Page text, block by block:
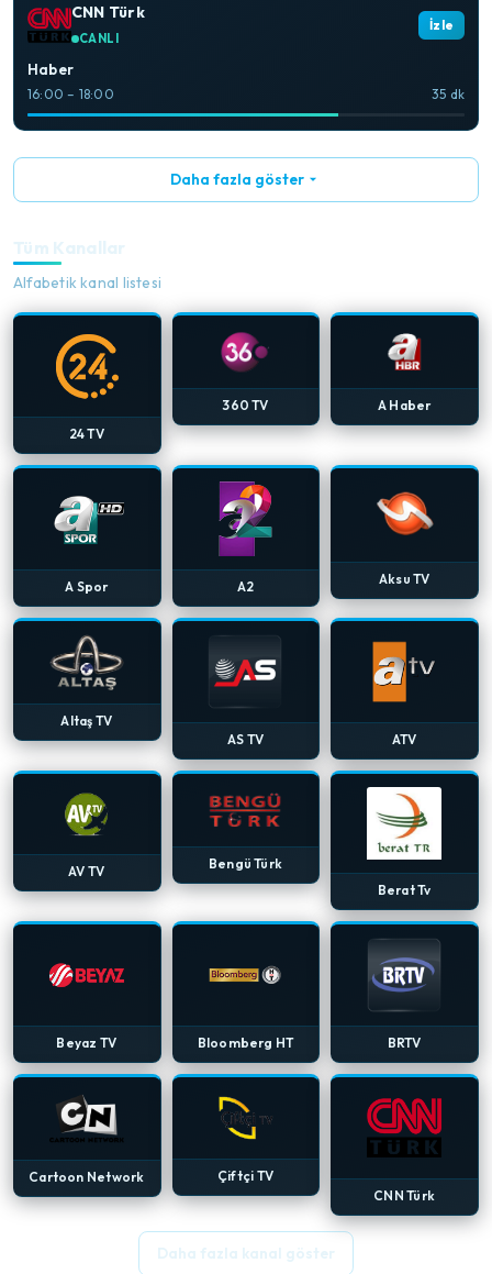
CNN Türk
CANLI
İzle
Haber
16:00 – 18:00 35 dk
Daha fazla göster
Tüm Kanallar
Alfabetik kanal listesi
24 TV
360 TV A Haber
A Spor A2 Aksu TV
Altaş TV
AS TV
ATV
AV TV
Bengü Türk
Berat Tv
Beyaz TV Bloomberg HT BRTV
Cartoon Network
Çiftçi TV
CNN Türk
Daha fazla kanal göster